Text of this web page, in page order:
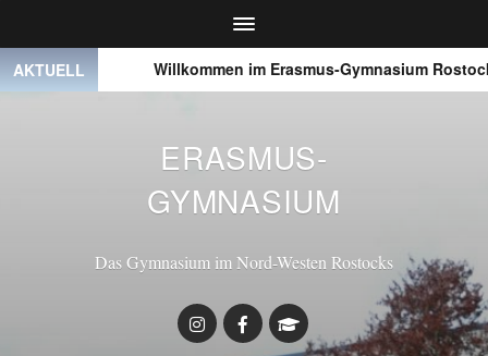
AKTUELL
● ● ● Willkommen im Erasmus-Gymnasium Rostock
ERASMUS-
GYMNASIUM
Das Gymnasium im Nord-Westen Rostocks